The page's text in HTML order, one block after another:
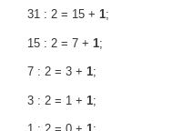
31 : 2 = 15 + 1;
15 : 2 = 7 + 1;
7 : 2 = 3 + 1;
3 : 2 = 1 + 1;